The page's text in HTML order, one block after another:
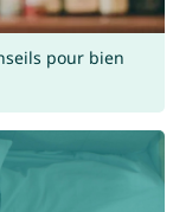
pour bien